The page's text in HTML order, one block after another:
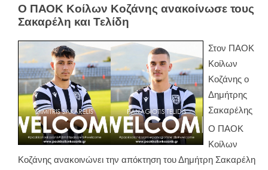
Ο ΠΑΟΚ Κοίλων Κοζάνης ανακοίνωσε τους
Σακαρέλη και Τελίδη
Στον ΠΑΟΚ
Κοίλων
Κοζάνης ο
Δημήτρης
Σακαρέλης
Ο ΠΑΟΚ
Κοίλων
Κοζάνης ανακοινώνει την απόκτηση του Δημήτρη Σακαρέλη